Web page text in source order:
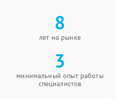
8
лет на рынке
3
минимальный опыт работы
специалистов